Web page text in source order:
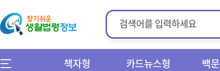
책자형 카드뉴스형 백